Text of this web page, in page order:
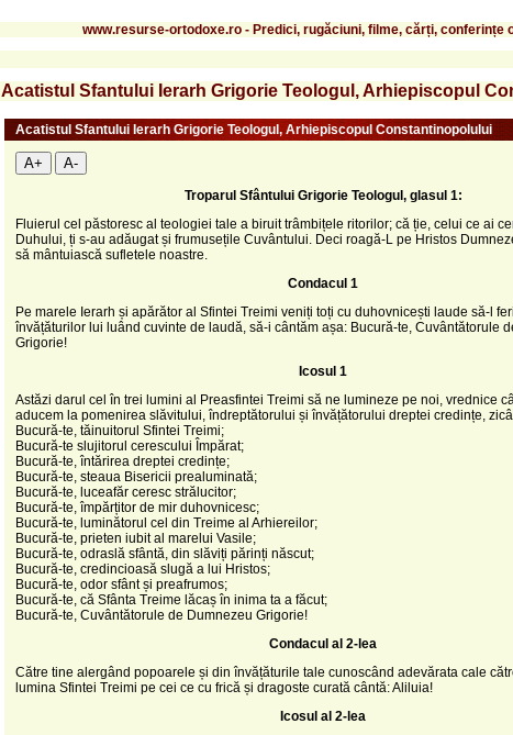
www.resurse-ortodoxe.ro - Predici, rugăciuni, filme, cărți, conferințe
Acatistul Sfantului Ierarh Grigorie Teologul, Arhiepiscopul
Acatistul Sfantului Ierarh Grigorie Teologul, Arhiepiscopul Constantinopolului
A+ A-
Troparul Sfântului Grigorie Teologul, glasul 1:
Fluierul cel păstoresc al teologiei tale a biruit trâmbițele ritorilor; că ție, celui ce ai
Duhului, ți s-au adăugat și frumusețile Cuvântului. Deci roagă-L pe Hristos
să mântuiască sufletele noastre.
Condacul 1
Pe marele Ierarh și apărător al Sfintei Treimi veniți toți cu duhovnicești laude să-l
învățăturilor lui luând cuvinte de laudă, să-i cântăm așa: Bucură-te, Cuvântătorule
Grigorie!
Icosul 1
Astăzi darul cel în trei lumini al Preasfintei Treimi să ne lumineze pe noi, vrednice
aducem la pomenirea slăvitului, îndreptătorului și învățătorului dreptei credințe,
Bucură-te, tăinuitorul Sfintei Treimi;
Bucură-te slujitorul cerescului Împărat;
Bucură-te, întărirea dreptei credințe;
Bucură-te, steaua Bisericii prealuminată;
Bucură-te, luceafăr ceresc strălucitor;
Bucură-te, împărțitor de mir duhovnicesc;
Bucură-te, luminătorul cel din Treime al Arhiereilor;
Bucură-te, prieten iubit al marelui Vasile;
Bucură-te, odraslă sfântă, din slăviți părinți născut;
Bucură-te, credincioasă slugă a lui Hristos;
Bucură-te, odor sfânt și preafrumos;
Bucură-te, că Sfânta Treime lăcaș în inima ta a făcut;
Bucură-te, Cuvântătorule de Dumnezeu Grigorie!
Condacul al 2-lea
Către tine alergând popoarele și din învățăturile tale cunoscând adevărata cale
lumina Sfintei Treimi pe cei ce cu frică și dragoste curată cântă: Aliluia!
Icosul al 2-lea